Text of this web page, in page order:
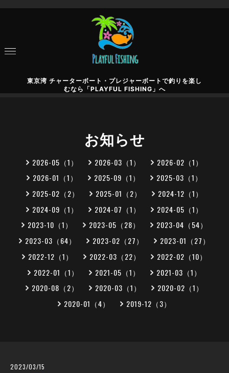
東京湾 チャーターボート・プレジャーボートで釣りを楽し
むなら「PLAYFUL FISHING」へ
お知らせ
2026-05（1） 2026-03（1）
2026-02（1）
2026-01（1）
2025-09（1）
2025-03（1）
2025-02（2）
2025-01（2）
2024-12（1）
2024-09（1）
2024-07（1）
2024-05（1）
2023-10（1）
2023-05（28）
2023-04（54）
2023-03（64）
2023-02（27）
2023-01（27）
2022-12（1）
2022-03（22）
2022-02（10）
2022-01（1）
2021-05（1）
2021-03（1）
2020-08（2）
2020-03（1）
2020-02（1）
2020-01（4）
2019-12（3）
2023/03/15